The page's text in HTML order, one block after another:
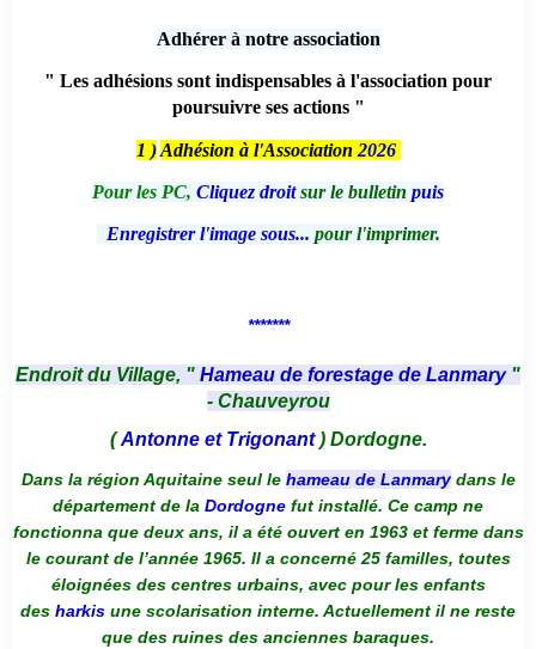
Adhérer à notre association
" Les adhésions sont indispensables à l'association pour
poursuivre ses actions "
1 ) Adhésion à l'Association 2026
Pour les PC, Cliquez droitsur le bulletin puis
Enregistrer l'image sous... pour l'imprimer.
*******
Endroit du Village, " Hameau de forestage de Lanmary "
- Chauveyrou
(Antonne et Trigonant) Dordogne.
Dans la région Aquitaine seul le hameau de Lanmarydans le
département de la Dordogne fut installé. Ce camp ne
fonctionna que deux ans, il a été ouvert en 1963 et ferme dans
le courant de l’année 1965. Il a concerné 25 familles, toutes
éloignées des centres urbains, avec pour les enfants
des harkis une scolarisation interne. Actuellement il ne reste
que des ruines des anciennes baraques.